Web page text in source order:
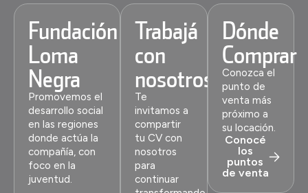
Fundación
Loma
Negra
Promovemos el
desarrollo social
en las regiones
donde actúa la
compañía, con
foco en la
juventud.
Trabajá
con
nosotros
Te
invitamos a
compartir
tu CV con
nosotros
para
continuar
Dónde
Comprar
Conozca el
punto de
venta más
próximo a
su locación.
Conocé
los
puntos
de venta